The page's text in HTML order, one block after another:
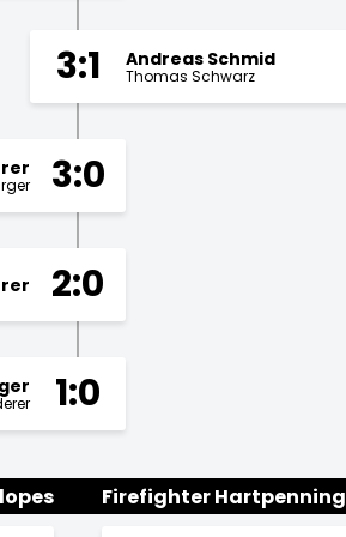
3:1 Andreas Schmid
Thomas Schwarz
3:0
2:0
1:0
Firefighter Hartpenning